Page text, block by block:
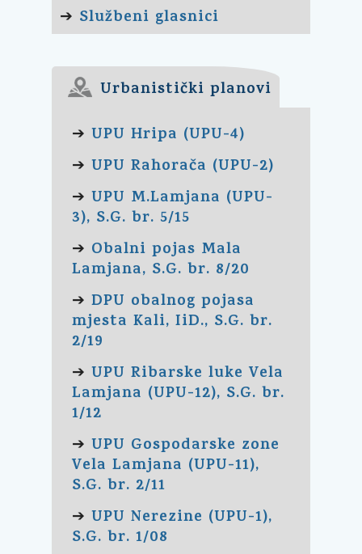
➔ Službeni glasnici
Urbanistički planovi
➔ UPU Hripa (UPU-4)
➔ UPU Rahorača (UPU-2)
➔ UPU M.Lamjana (UPU-
3), S.G. br. 5/15
➔ Obalni pojas Mala
Lamjana, S.G. br. 8/20
➔ DPU obalnog pojasa
mjesta Kali, IiD., S.G. br.
2/19
➔ UPU Ribarske luke Vela
Lamjana (UPU-12), S.G. br.
1/12
➔ UPU Gospodarske zone
Vela Lamjana (UPU-11),
S.G. br. 2/11
➔ UPU Nerezine (UPU-1),
S.G. br. 1/08